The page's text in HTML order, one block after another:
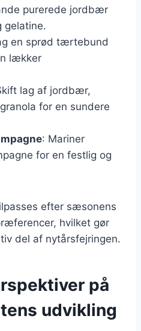
purerede jordbær
gelatine.
en sprød tærtebund
lækker
lag af jordbær,
for en sundere
: Mariner
for en festlig og
efter sæsonens
hvilket gør
del af nytårsfejringen.
på
udvikling